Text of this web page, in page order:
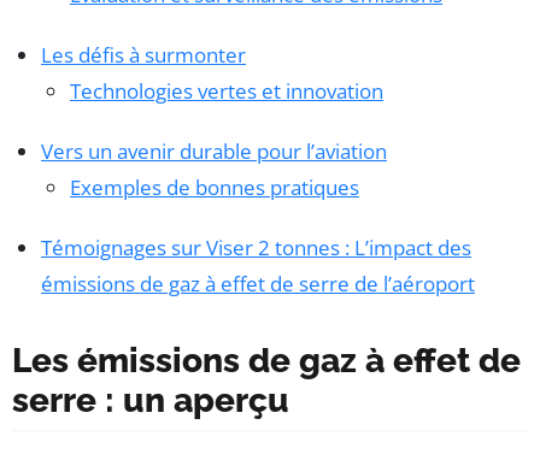
Les défis à surmonter
Technologies vertes et innovation
Vers un avenir durable pour l’aviation
Exemples de bonnes pratiques
Témoignages sur Viser 2 tonnes : L’impact des
émissions de gaz à effet de serre de l’aéroport
Les émissions de gaz à effet de
serre : un aperçu